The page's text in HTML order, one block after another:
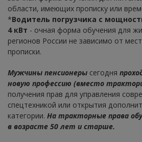
области, имеющих прописку или
*Водитель погрузчика с
4 кВт - очная форма обучения для
регионов России не зависимо от
прописки.
Мужчины пенсионеры сегодня
новую профессию (вместо
получения прав для управления
спецтехникой или открытия
категории. На тракторные права
в возрасте 50 лет и старше.